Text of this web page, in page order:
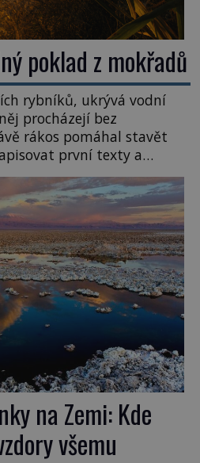
poklad z mokřadů
rybníků, ukrývá vodní
procházejí bez
rákos pomáhal stavět
první texty a
Tato skromná, ale
člověka už tisíce let.
jen jako obyčejnou kulisu
však podívat […]
na Zemi: Kde
všemu